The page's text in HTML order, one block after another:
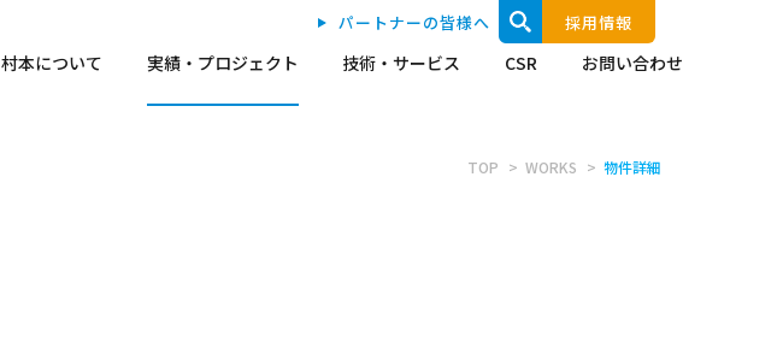
村本について 実績・プロジェクト 技術・サービス CSR お問い合わせ
パートナーの皆様へ 採用情報
TOP WORKS 物件詳細